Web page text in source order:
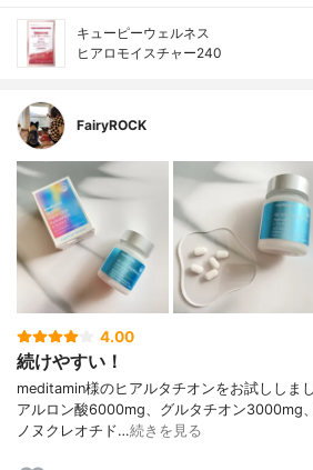
キューピーウェルネス
ヒアロモイスチャー240
FairyROCK
4.00
続けやすい！
meditamin様のヒアルタチオンをお試ししま
アルロン酸6000mg、グルタチオン3000mg
ノヌクレオチド…続きを見る